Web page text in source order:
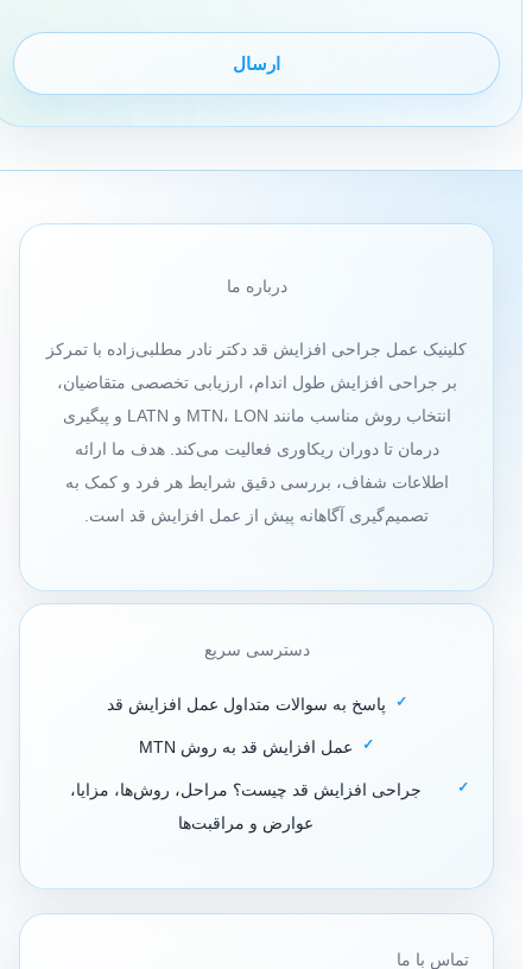
درباره ما
کلینیک عمل جراحی افزایش قد دکتر نادر مطلبی‌زاده با تمرکز
بر جراحی افزایش طول اندام، ارزیابی تخصصی متقاضیان،
انتخاب روش مناسب مانند MTN، LON و LATN و پیگیری
درمان تا دوران ریکاوری فعالیت می‌کند. هدف ما ارائه
اطلاعات شفاف، بررسی دقیق شرایط هر فرد و کمک به
تصمیم‌گیری آگاهانه پیش از عمل افزایش قد است.
دسترسی سریع
پاسخ به سوالات متداول عمل افزایش قد
عمل افزایش قد به روش MTN
جراحی افزایش قد چیست؟ مراحل، روش‌ها، مزایا،
عوارض و مراقبت‌ها
تماس با ما